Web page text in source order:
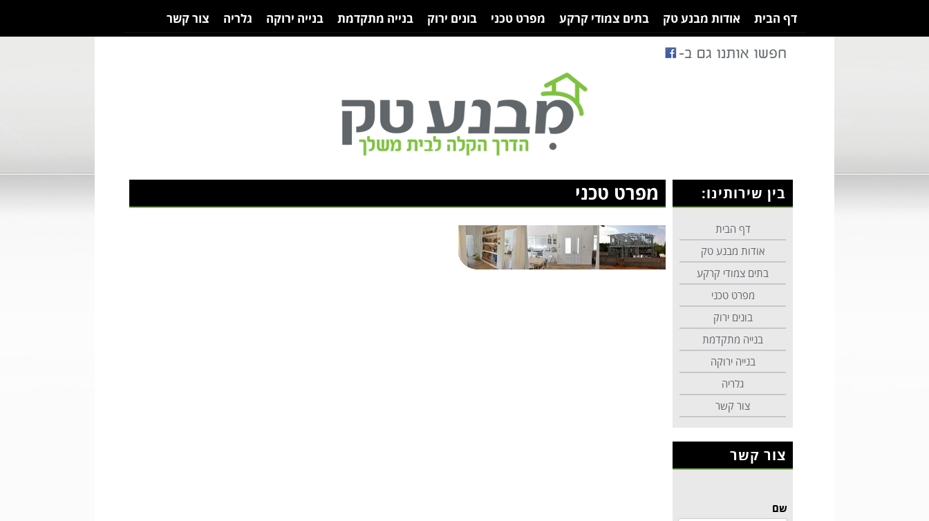
דף הבית אודות מבנע טק בתים צמודי קרקע מפרט טכני בונים ירוק בנייה מתקדמת בנייה ירוקה גלריה צור קשר
מפרט טכני בין שירותינו:
דף הבית
אודות מבנע טק
בתים צמודי קרקע
מפרט טכני
בונים ירוק
בנייה מתקדמת
בנייה ירוקה
גלריה
צור קשר
צור קשר
שם